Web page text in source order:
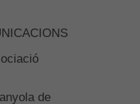
de